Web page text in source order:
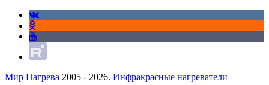
Мир Нагрева 2005 - 2026. Инфракрасные нагреватели